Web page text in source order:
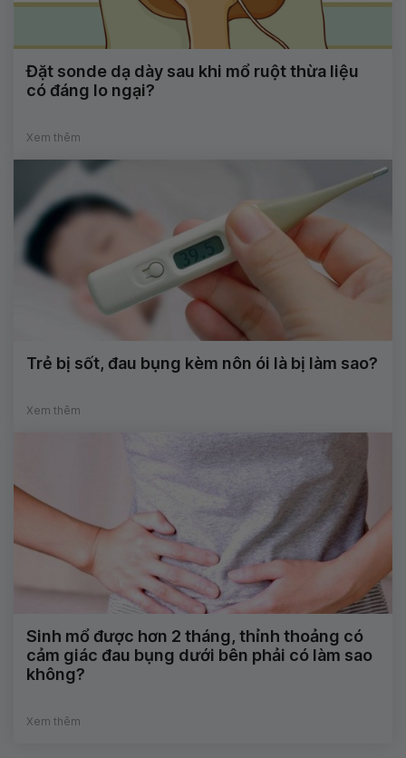
Đặt sonde dạ dày sau khi mổ ruột thừa liệu
có đáng lo ngại?
Xem thêm
Trẻ bị sốt, đau bụng kèm nôn ói là bị làm sao?
Xem thêm
Sinh mổ được hơn 2 tháng, thỉnh thoảng có
cảm giác đau bụng dưới bên phải có làm sao
không?
Xem thêm